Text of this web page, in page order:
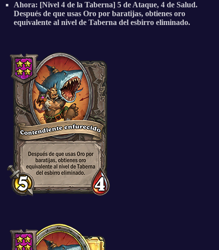
Ahora: [Nivel 4 de la Taberna] 5 de Ataque, 4 de Salud.
Después de que usas Oro por baratijas, obtienes oro
equivalente al nivel de Taberna del esbirro eliminado.